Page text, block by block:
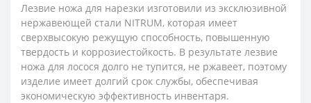
Лезвие ножа для нарезки изготовили из эксклюзивной
нержавеющей стали NITRUM, которая имеет
сверхвысокую режущую способность, повышенную
твердость и коррозиестойкость. В результате лезвие
ножа для лосося долго не тупится, не ржавеет, поэтому
изделие имеет долгий срок службы, обеспечивая
экономическую эффективность инвентаря.